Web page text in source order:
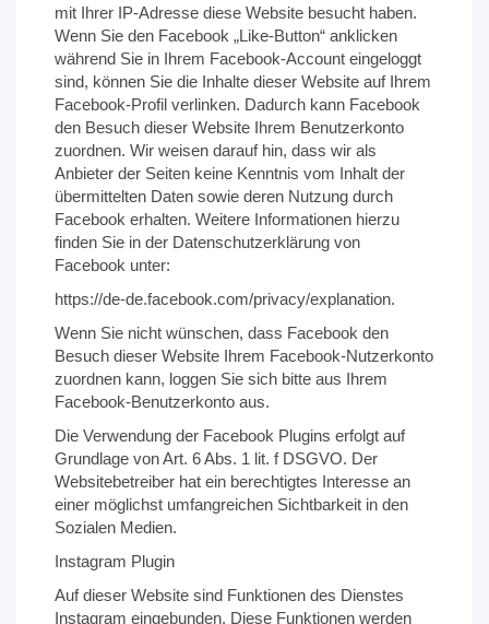
mit Ihrer IP-Adresse diese Website besucht haben.
Wenn Sie den Facebook „Like-Button“ anklicken
während Sie in Ihrem Facebook-Account eingeloggt
sind, können Sie die Inhalte dieser Website auf Ihrem
Facebook-Profil verlinken. Dadurch kann Facebook
den Besuch dieser Website Ihrem Benutzerkonto
zuordnen. Wir weisen darauf hin, dass wir als
Anbieter der Seiten keine Kenntnis vom Inhalt der
übermittelten Daten sowie deren Nutzung durch
Facebook erhalten. Weitere Informationen hierzu
finden Sie in der Datenschutzerklärung von
Facebook unter:
https://de-de.facebook.com/privacy/explanation.
Wenn Sie nicht wünschen, dass Facebook den
Besuch dieser Website Ihrem Facebook-Nutzerkonto
zuordnen kann, loggen Sie sich bitte aus Ihrem
Facebook-Benutzerkonto aus.
Die Verwendung der Facebook Plugins erfolgt auf
Grundlage von Art. 6 Abs. 1 lit. f DSGVO. Der
Websitebetreiber hat ein berechtigtes Interesse an
einer möglichst umfangreichen Sichtbarkeit in den
Sozialen Medien.
Instagram Plugin
Auf dieser Website sind Funktionen des Dienstes
Instagram eingebunden. Diese Funktionen werden